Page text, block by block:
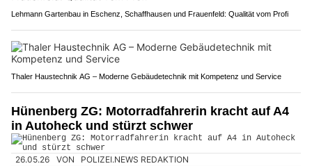
Lehmann Gartenbau in Eschenz, Schaffhausen und Frauenfeld: Qualität vom Profi
Thaler Haustechnik AG – Moderne Gebäudetechnik mit Kompetenz und Service
Hünenberg ZG: Motorradfahrerin kracht auf A4
in Autoheck und stürzt schwer
26.05.26 VON POLIZEI.NEWS REDAKTION